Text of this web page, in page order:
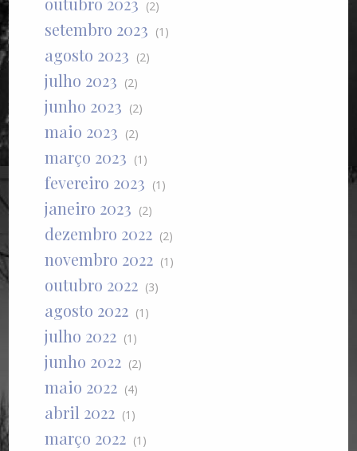
(2)
setembro 2023 (1)
agosto 2023 (2)
julho 2023 (2)
junho 2023 (2)
maio 2023 (2)
março 2023 (1)
fevereiro 2023 (1)
janeiro 2023 (2)
dezembro 2022 (2)
novembro 2022 (1)
outubro 2022 (3)
agosto 2022 (1)
julho 2022 (1)
junho 2022 (2)
maio 2022 (4)
abril 2022 (1)
março 2022 (1)